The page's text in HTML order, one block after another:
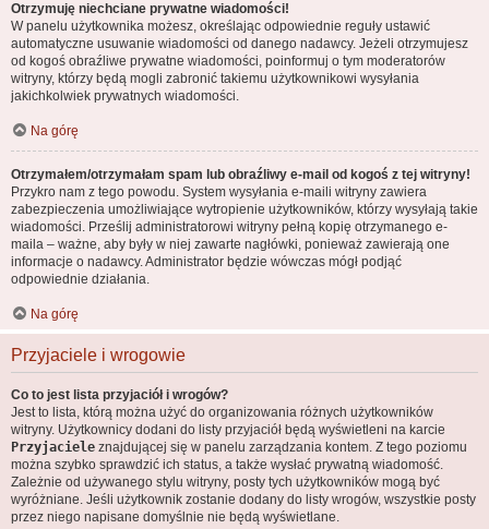
Otrzymuję niechciane prywatne wiadomości!
W panelu użytkownika możesz, określając odpowiednie reguły ustawić
automatyczne usuwanie wiadomości od danego nadawcy. Jeżeli otrzymujesz
od kogoś obraźliwe prywatne wiadomości, poinformuj o tym moderatorów
witryny, którzy będą mogli zabronić takiemu użytkownikowi wysyłania
jakichkolwiek prywatnych wiadomości.
Na górę
Otrzymałem/otrzymałam spam lub obraźliwy e-mail od kogoś z tej witryny!
Przykro nam z tego powodu. System wysyłania e-maili witryny zawiera
zabezpieczenia umożliwiające wytropienie użytkowników, którzy wysyłają takie
wiadomości. Prześlij administratorowi witryny pełną kopię otrzymanego e-
maila – ważne, aby były w niej zawarte nagłówki, ponieważ zawierają one
informacje o nadawcy. Administrator będzie wówczas mógł podjąć
odpowiednie działania.
Na górę
Przyjaciele i wrogowie
Co to jest lista przyjaciół i wrogów?
Jest to lista, którą można użyć do organizowania różnych użytkowników
witryny. Użytkownicy dodani do listy przyjaciół będą wyświetleni na karcie
Przyjaciele znajdującej się w panelu zarządzania kontem. Z tego poziomu
można szybko sprawdzić ich status, a także wysłać prywatną wiadomość.
Zależnie od używanego stylu witryny, posty tych użytkowników mogą być
wyróżniane. Jeśli użytkownik zostanie dodany do listy wrogów, wszystkie posty
przez niego napisane domyślnie nie będą wyświetlane.